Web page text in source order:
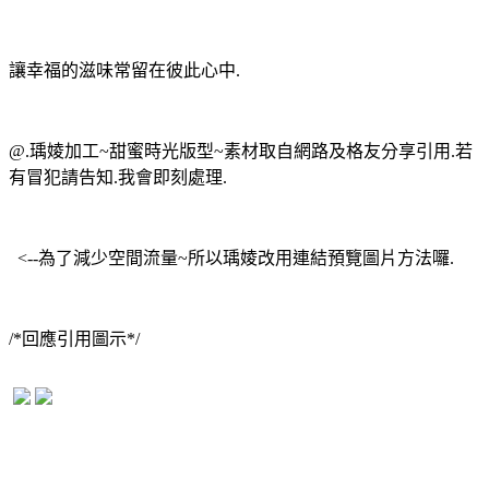
讓幸福的滋味常留在彼此心中.
@.瑀婈加工~甜蜜時光版型~素材取自網路及格友分享引用.若
有冒犯請告知.我會即刻處理.
<--為了減少空間流量~所以瑀婈改用連結預覽圖片方法囉.
/*回應引用圖示*/